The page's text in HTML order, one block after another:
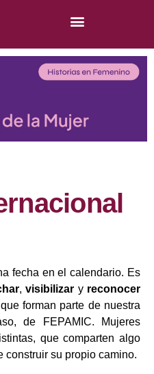
fecha en el calendario. Es
,visibilizar y reconocer
forman parte de nuestra
de FEPAMIC. Mujeres
que comparten algo
construir su propio camino.